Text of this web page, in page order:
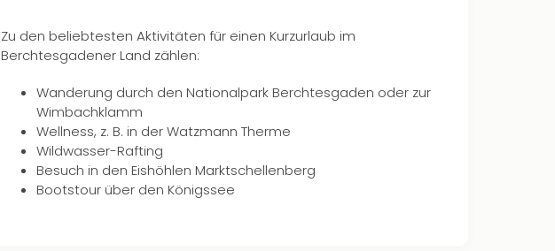
Zu den beliebtesten Aktivitäten für einen Kurzurlaub im
Berchtesgadener Land zählen:
Wanderung durch den Nationalpark Berchtesgaden oder zur
Wimbachklamm
Wellness, z. B. in der Watzmann Therme
Wildwasser-Rafting
Besuch in den Eishöhlen Marktschellenberg
Bootstour über den Königssee